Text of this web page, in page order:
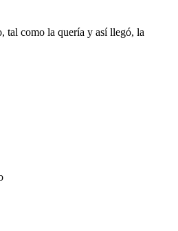
tal como la quería y así llegó, la